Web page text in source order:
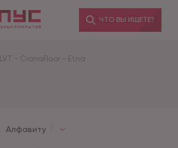
ЧТО ВЫ ИЩЕТЕ?
LVT - CronaFloor - Etna
Алфавиту